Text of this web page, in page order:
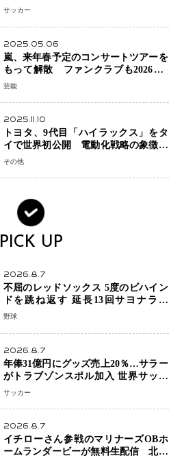
へ・・・補強戦略の転換点に
サッカー
2025.05.06
嵐、来年春予定のコンサートツアーを
もって解散 ファンクラブも2026年5
月末で活動終了
芸能
2025.11.10
トヨタ、9代目「ハイラックス」をタ
イで世界初公開 電動化戦略の象徴と
なるBEVモデルを初設定
その他
PICK UP
2026.8.7
不屈のレッドソックス 5度のビハイン
ドを跳ね返す 延長13回サヨナラ勝
ち 吉田正尚選手も2安打1打点で貢献 4
野球
2026.8.7
年俸31億円にグッズ売上20％…サラー
がトラブゾンスポル加入 世界サッカ
ーは「五大リーグ一強」から新時代へ
サッカー
2026.8.7
イチローさん参戦のマリナーズOBホ
ームランダービーが無料生配信 北米